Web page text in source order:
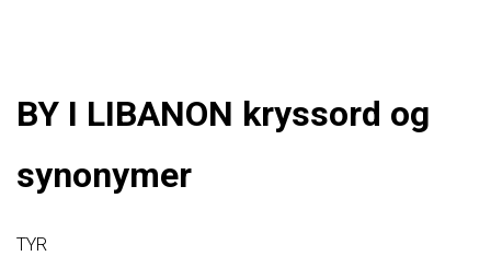
BY I LIBANON kryssord og
synonymer
TYR